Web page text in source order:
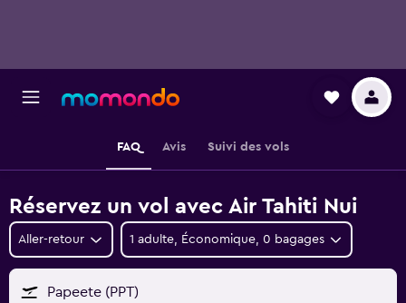
FAQ Avis Suivi des vols
Réservez un vol avec Air Tahiti Nui
Aller-retour 1 adulte, Économique, 0 bagages
Papeete (PPT)